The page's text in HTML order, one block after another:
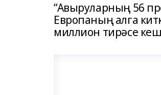
“Авыруларның 56
Европаның алга
миллион тирәсе